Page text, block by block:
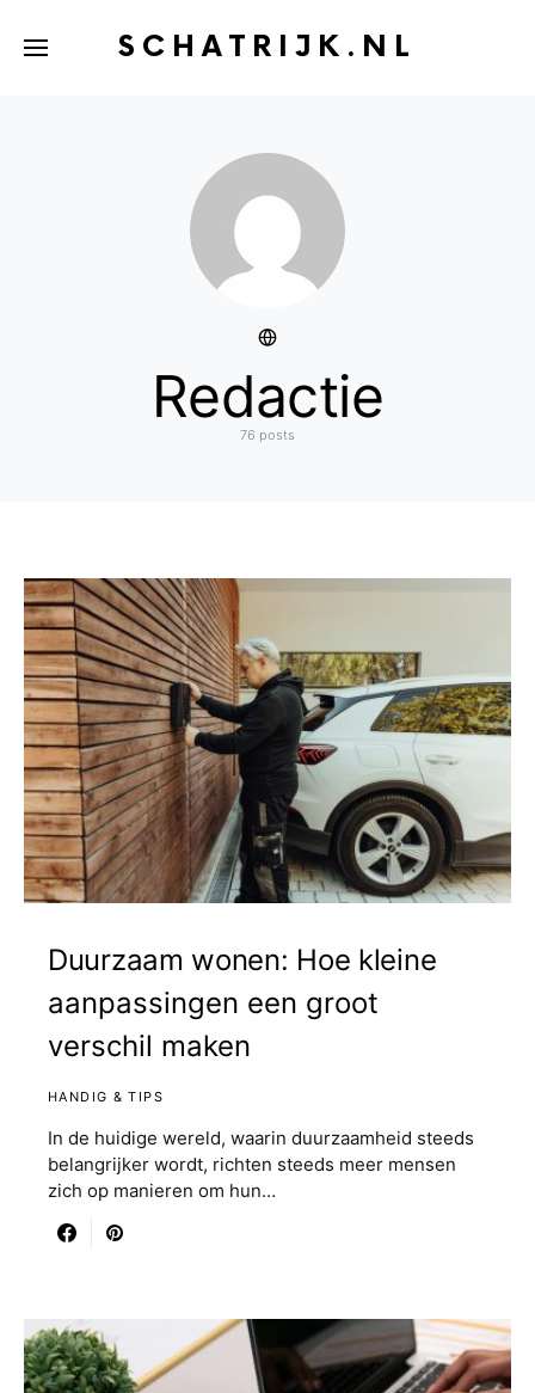
SCHATRIJK.NL
Redactie
76 posts
Duurzaam wonen: Hoe kleine
aanpassingen een groot
verschil maken
HANDIG & TIPS
In de huidige wereld, waarin duurzaamheid steeds
belangrijker wordt, richten steeds meer mensen
zich op manieren om hun…